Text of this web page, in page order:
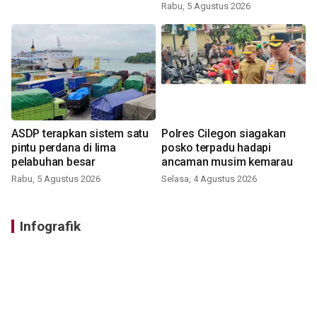
Rabu, 5 Agustus 2026
ASDP terapkan sistem satu
pintu perdana di lima
pelabuhan besar
Rabu, 5 Agustus 2026
Polres Cilegon siagakan
posko terpadu hadapi
ancaman musim kemarau
Selasa, 4 Agustus 2026
Infografik